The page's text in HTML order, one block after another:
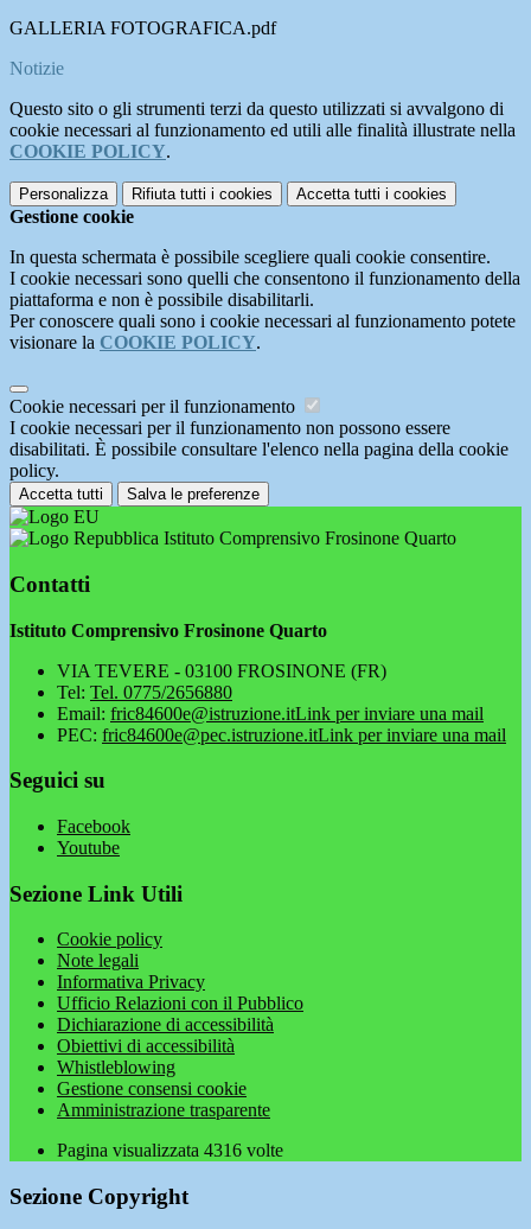
GALLERIA FOTOGRAFICA.pdf
Notizie
Questo sito o gli strumenti terzi da questo utilizzati si avvalgono di
cookie necessari al funzionamento ed utili alle finalità illustrate nella
COOKIE POLICY.
Personalizza Rifiuta tutti i cookies Accetta tutti i cookies
Gestione cookie
In questa schermata è possibile scegliere quali cookie consentire.
I cookie necessari sono quelli che consentono il funzionamento della
piattaforma e non è possibile disabilitarli.
Per conoscere quali sono i cookie necessari al funzionamento potete
visionare la COOKIE POLICY.
Cookie necessari per il funzionamento
I cookie necessari per il funzionamento non possono essere
disabilitati. È possibile consultare l'elenco nella pagina della cookie
policy.
Accetta tutti Salva le preferenze
Istituto Comprensivo Frosinone Quarto
Contatti
Istituto Comprensivo Frosinone Quarto
VIA TEVERE - 03100 FROSINONE (FR)
Tel: Tel. 0775/2656880
Email: fric84600e@istruzione.itLink per inviare una mail
PEC: fric84600e@pec.istruzione.itLink per inviare una mail
Seguici su
Facebook
Youtube
Sezione Link Utili
Cookie policy
Note legali
Informativa Privacy
Ufficio Relazioni con il Pubblico
Dichiarazione di accessibilità
Obiettivi di accessibilità
Whistleblowing
Gestione consensi cookie
Amministrazione trasparente
Pagina visualizzata 4316 volte
Sezione Copyright